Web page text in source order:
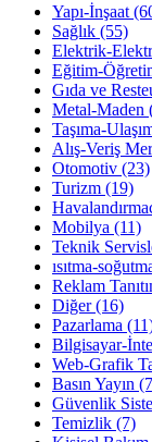
Yapı-İnşaat
Sağlık (55)
Elektrik-
Eğitim-
Gıda ve
Metal-Maden
Taşıma-
Alış-Veriş
Otomotiv (23)
Turizm (19)
Mobilya (11)
Teknik
ısıtma-
Reklam
Diğer(16)
Pazarlama
Bilgisayar-
Web-Grafik
Basın Yayın
Güvenlik
Temizlik (7)